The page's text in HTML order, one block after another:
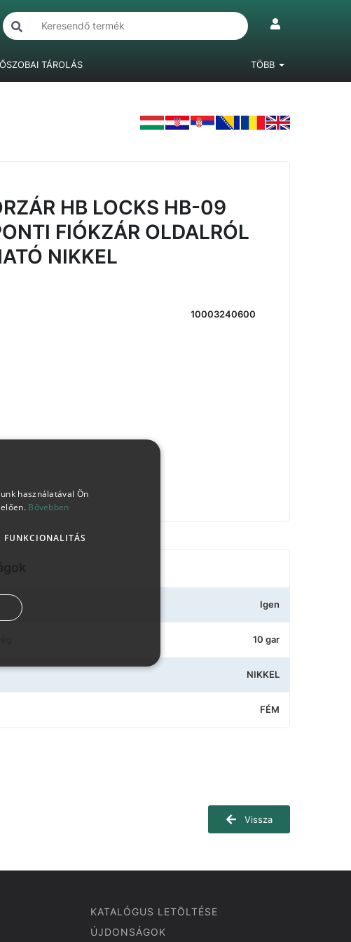
TÁROLÁS
FIÓKRENDSZEREK
TÖBB
HB LOCKS HB-09
FIÓKZÁR OLDALRÓL
NIKKEL
10003240600
Igen
10 gar
NIKKEL
FÉM
Vissza
KATALÓGUS LETÖLTÉSE
ÚJDONSÁGOK
használatával Ön
Bővebben
FUNKCIONALITÁS